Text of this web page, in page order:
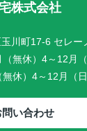
株式会社
川町17-6 セレー
（無休）4～12月
休）4～12月（
問い合わせ